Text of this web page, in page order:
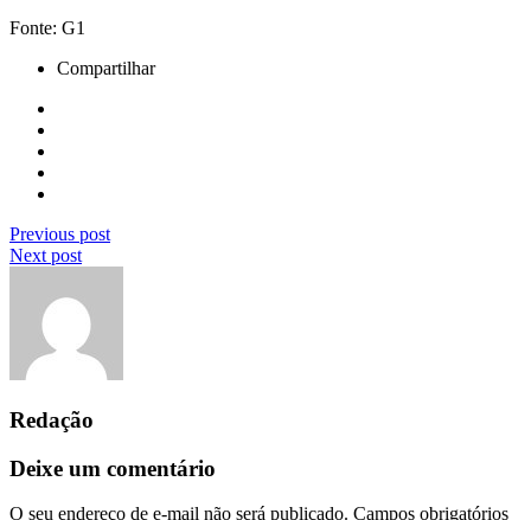
Fonte: G1
Compartilhar
Previous post
Next post
Redação
Deixe um comentário
O seu endereço de e-mail não será publicado. Campos obrigatórios